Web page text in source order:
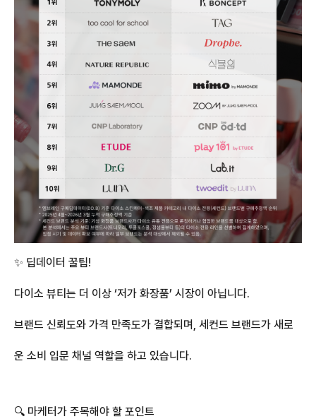
✨ 딥데이터 꿀팁!
다이소 뷰티는 더 이상 ‘저가 화장품’ 시장이 아닙니다.
브랜드 신뢰도와 가격 만족도가 결합되며, 세컨드 브랜드가 새로
운 소비 입문 채널 역할을 하고 있습니다.
🔍 마케터가 주목해야 할 포인트